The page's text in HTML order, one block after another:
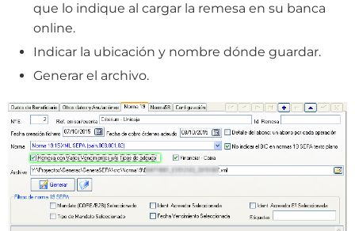
que lo indique al cargar la remesa en su banca
online.
Indicar la ubicación y nombre dónde guardar.
Generar el archivo.